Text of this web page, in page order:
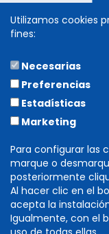
Utilizamos cookies
fines:
Necesarias
Preferencias
Estadísticas
Marketing
Para configurar las
marque o
posteriormente
Al hacer clic en el
acepta la
Igualmente, con el